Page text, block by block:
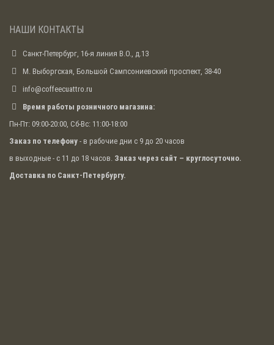
НАШИ КОНТАКТЫ
Санкт-Петербург, 16-я линия В.О., д.13
М. Выборгская, Большой Сампсониевский проспект, 38-40
info@coffeecuattro.ru
Время работы розничного магазина:
Пн-Пт: 09:00-20:00, Сб-Вс: 11:00-18:00
Заказ по телефону - в рабочие дни с 9 до 20 часов
в выходные - с 11 до 18 часов. Заказ через сайт – круглосуточно.
Доставка по Санкт-Петербургу.